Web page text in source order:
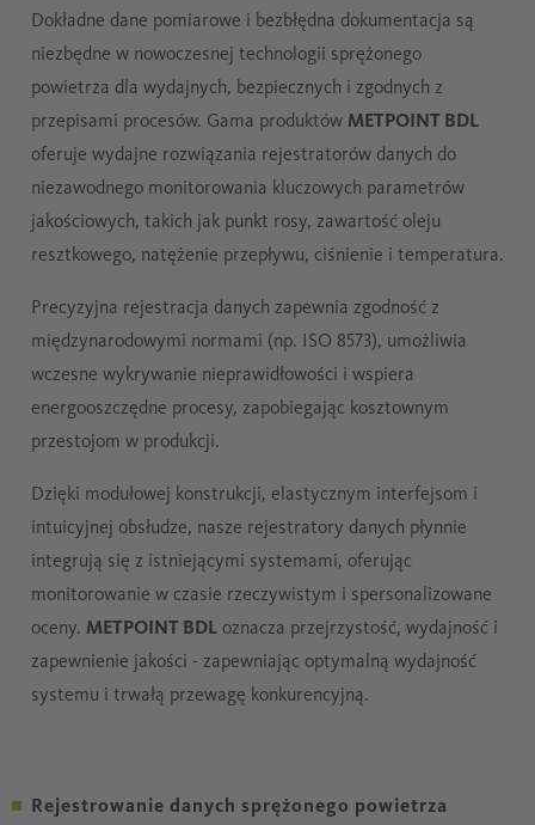
Dokładne dane pomiarowe i bezbłędna dokumentacja są
niezbędne w nowoczesnej technologii sprężonego
powietrza dla wydajnych, bezpiecznych i zgodnych z
przepisami procesów. Gama produktów METPOINT BDL
oferuje wydajne rozwiązania rejestratorów danych do
niezawodnego monitorowania kluczowych parametrów
jakościowych, takich jak punkt rosy, zawartość oleju
resztkowego, natężenie przepływu, ciśnienie i temperatura.
Precyzyjna rejestracja danych zapewnia zgodność z
międzynarodowymi normami (np. ISO 8573), umożliwia
wczesne wykrywanie nieprawidłowości i wspiera
energooszczędne procesy, zapobiegając kosztownym
przestojom w produkcji.
Dzięki modułowej konstrukcji, elastycznym interfejsom i
intuicyjnej obsłudze, nasze rejestratory danych płynnie
integrują się z istniejącymi systemami, oferując
monitorowanie w czasie rzeczywistym i spersonalizowane
oceny. METPOINT BDL oznacza przejrzystość, wydajność i
zapewnienie jakości - zapewniając optymalną wydajność
systemu i trwałą przewagę konkurencyjną.
Rejestrowanie danych sprężonego powietrza